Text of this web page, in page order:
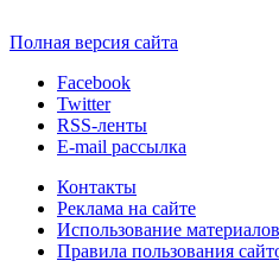
Полная версия сайта
Facebook
Twitter
RSS-ленты
E-mail рассылка
Контакты
Реклама на сайте
Использование
Правила пользования